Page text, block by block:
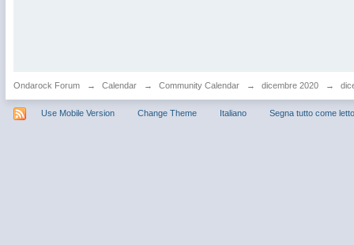
Ondarock Forum → Calendar → Community Calendar → dicembre 2020 →
Use Mobile Version Change Theme Italiano Segna tutto come letto